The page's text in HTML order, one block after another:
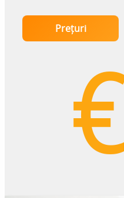
Prețuri